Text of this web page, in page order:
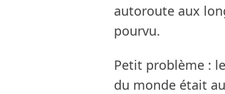
autoroute aux
pourvu.
Petit problème :
du monde était